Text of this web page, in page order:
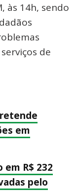
às 14h, sendo
de
em
R$ 232
pelo